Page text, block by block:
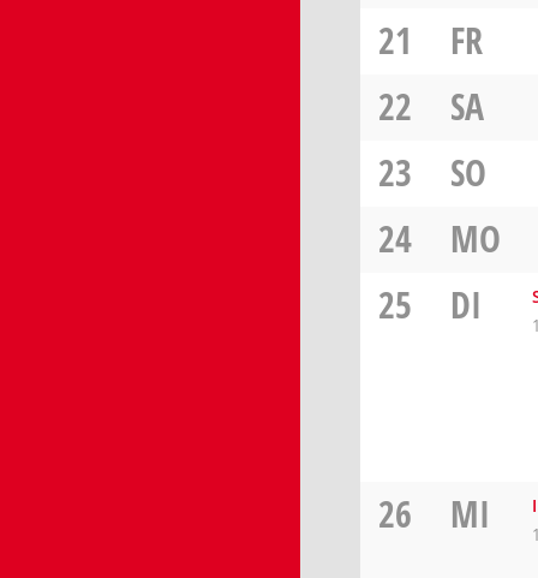
21
FR
22
SA
23
SO
24
MO
25
DI
26 MI